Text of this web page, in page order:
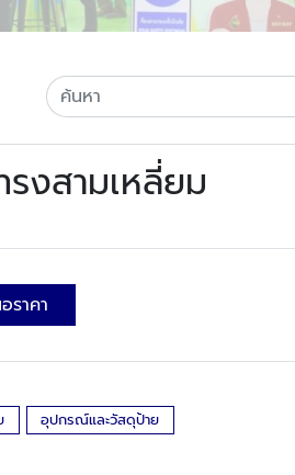
งสามเหลี่ยม
ราคา
อุปกรณ์และวัสดุป้าย